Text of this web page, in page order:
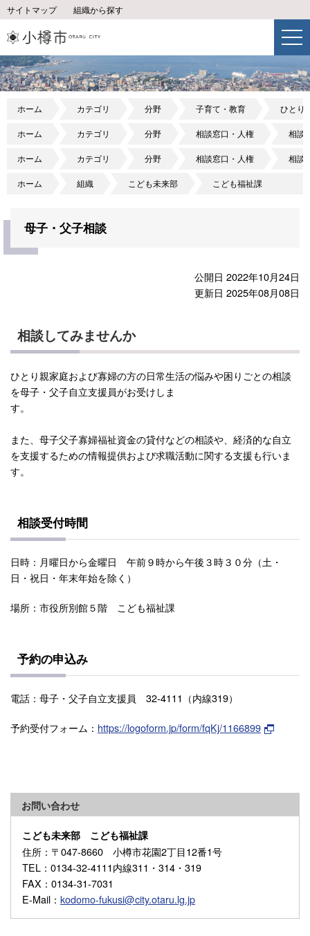
サイトマップ 組織から探す
ホーム カテゴリ 分野 子育て・教育 ひとり
ホーム カテゴリ 分野 相談窓口・人権 相談
ホーム カテゴリ 分野 相談窓口・人権 相談
ホーム 組織 こども未来部 こども福祉課
母子・父子相談
公開日 2022年10月24日
更新日 2025年08月08日
相談してみませんか
ひとり親家庭および寡婦の方の日常生活の悩みや困りごとの相談
を母子・父子自立支援員がお受けしま
す。
また、母子父子寡婦福祉資金の貸付などの相談や、経済的な自立
を支援するための情報提供および求職活動に関する支援も行いま
す。
相談受付時間
日時：月曜日から金曜日 午前９時から午後３時３０分（土・
日・祝日・年末年始を除く）
場所：市役所別館５階 こども福祉課
予約の申込み
電話：母子・父子自立支援員 32-4111（内線319）
予約受付フォーム： https://logoform.jp/form/fqKj/1166899
お問い合わせ
こども未来部 こども福祉課
住所 ：〒047-8660 小樽市花園2丁目12番1号
TEL ：0134-32-4111内線311・314・319
FAX ：0134-31-7031
E-Mail ： kodomo-fukusi@city.otaru.lg.jp